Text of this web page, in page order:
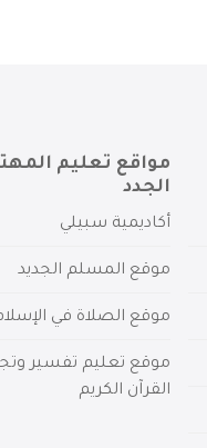
مواقع تعليم
الجدد
أكاديمية سبيلي
موقع المسلم الجديد
موقع الصلاة في
موقع تعليم تفسير
القرآن الكريم